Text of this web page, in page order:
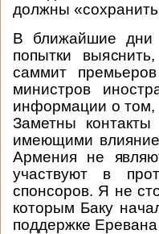
должны
В ближайшие дни
попытки
саммит
министров
информации о том,
Заметны
имеющими
Армения не
участвуют в
спонсоров. Я не
которым Баку
поддержке